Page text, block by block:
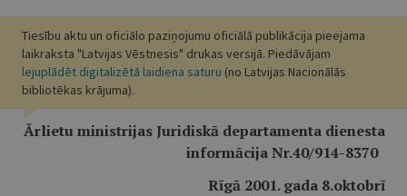
Tiesību aktu un oficiālo paziņojumu oficiālā publikācija pieejama
laikraksta "Latvijas Vēstnesis" drukas versijā. Piedāvājam
lejuplādēt digitalizētā laidiena saturu (no Latvijas Nacionālās
bibliotēkas krājuma).
Ārlietu ministrijas Juridiskā departamenta dienesta
informācija Nr.40/914-8370
Rīgā 2001. gada 8.oktobrī